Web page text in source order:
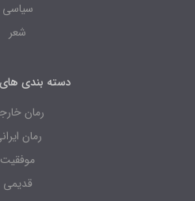
دسته بندی های محبوب
رمان خارجی
رمان ایرانی